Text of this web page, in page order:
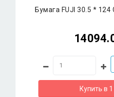
Бумага FUJI 30.5 * 124
Купить в 1